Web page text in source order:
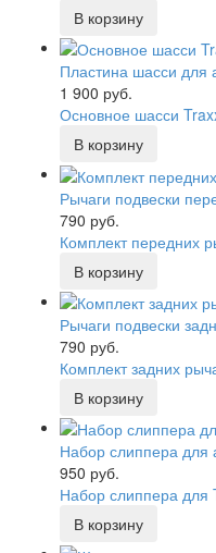
Пластина шасси для
1 900 руб.
Основное шасси
Рычаги подвески
790 руб.
Комплект передних
Рычаги подвески
790 руб.
Комплект задних
Набор слиппера для
950 руб.
Набор слиппера для